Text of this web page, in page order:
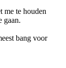
me te houden
gaan.
bang voor